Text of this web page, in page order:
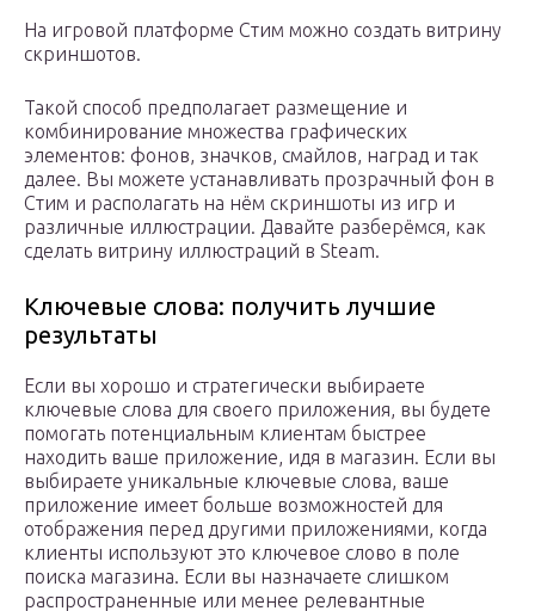
На игровой платформе Стим можно создать витрину
скриншотов.
Такой способ предполагает размещение и
комбинирование множества графических
элементов: фонов, значков, смайлов, наград и так
далее. Вы можете устанавливать прозрачный фон в
Стим и располагать на нём скриншоты из игр и
различные иллюстрации. Давайте разберёмся, как
сделать витрину иллюстраций в Steam.
Ключевые слова: получить лучшие
результаты
Если вы хорошо и стратегически выбираете
ключевые слова для своего приложения, вы будете
помогать потенциальным клиентам быстрее
находить ваше приложение, идя в магазин. Если вы
выбираете уникальные ключевые слова, ваше
приложение имеет больше возможностей для
отображения перед другими приложениями, когда
клиенты используют это ключевое слово в поле
поиска магазина. Если вы назначаете слишком
распространенные или менее релевантные